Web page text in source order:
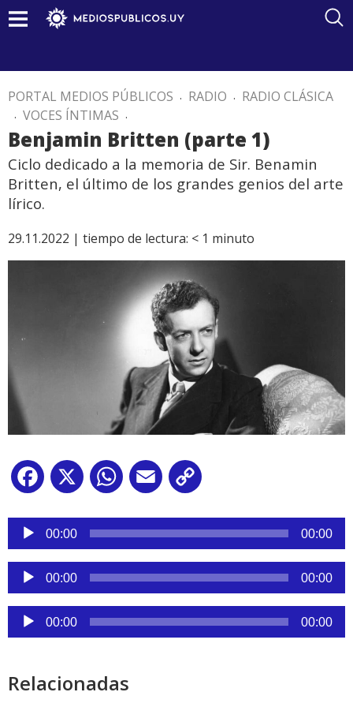
PORTAL MEDIOS PÚBLICOS . RADIO . RADIO CLÁSICA
. VOCES ÍNTIMAS .
Benjamin Britten (parte 1)
Ciclo dedicado a la memoria de Sir. Benamin
Britten, el último de los grandes genios del arte
lírico.
29.11.2022 | tiempo de lectura: < 1 minuto
Facebook
X WhatsApp
Email
Reproductor
audio
00:00 00:00
Reproductor
de
audio
00:00 00:00
Reproductor
de
00:00 00:00
Relacionadas